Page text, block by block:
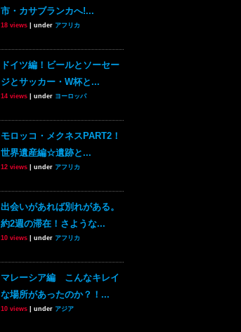
市・カサブランカへ!...
18 views under アフリカ
ドイツ編！ビールとソーセー
ジとサッカー・W杯と...
14 views under ヨーロッパ
モロッコ・メクネスPART2！
世界遺産編☆遺跡と...
12 views under アフリカ
出会いがあれば別れがある。
約2週の滞在！さような...
10 views under アフリカ
マレーシア編 こんなキレイ
な場所があったのか？！...
10 views under アジア